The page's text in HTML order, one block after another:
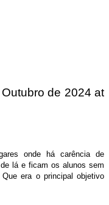
Outubro de 2024at
onde há carência de
lá e ficam os alunos sem
era o principal objetivo